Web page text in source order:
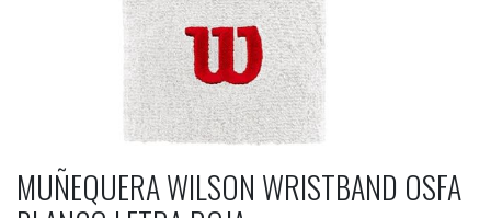
MUÑEQUERA WILSON WRISTBAND OSFA